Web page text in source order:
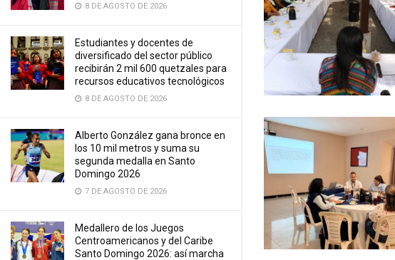
8 DE AGOSTO DE 2026
Estudiantes y docentes de
diversificado del sector público
recibirán 2 mil 600 quetzales para
recursos educativos tecnológicos
8 DE AGOSTO DE 2026
Alberto González gana bronce en
los 10 mil metros y suma su
segunda medalla en Santo
Domingo 2026
7 DE AGOSTO DE 2026
Medallero de los Juegos
Centroamericanos y del Caribe
Santo Domingo 2026: así marcha